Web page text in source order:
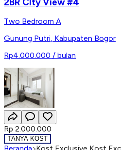
Two Bedroom A
Gunung Putri, Kabupaten Bogor
Rp4.000.000 / bulan
Rp 2.000.000
TANYA KOST